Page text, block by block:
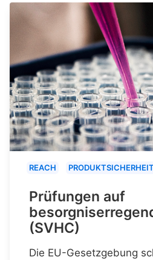
REACH PRODUKTSICHERHEIT
Prüfungen auf
(SVHC)
Die EU-Gesetzgebung